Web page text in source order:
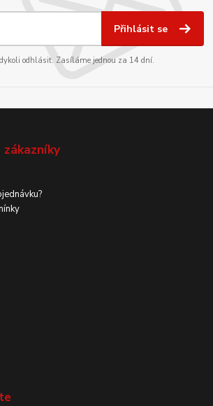
Přihlásit se
odhlásit. Zasíláme jednou za 14 dní.